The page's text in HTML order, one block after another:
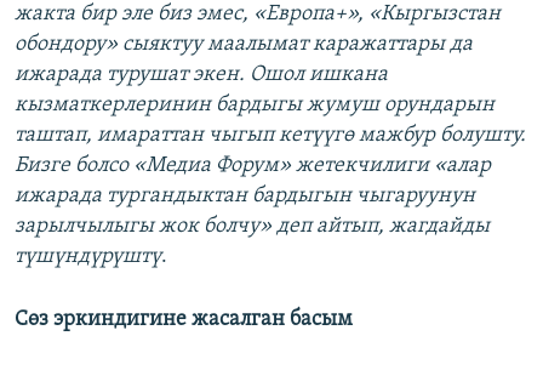
жакта бир эле биз эмес, «Европа+», «Кыргызстан
обондору» сыяктуу маалымат каражаттары да
ижарада турушат экен. Ошол ишкана
кызматкерлеринин бардыгы жумуш орундарын
таштап, имараттан чыгып кетүүгө мажбур болушту.
Бизге болсо «Медиа Форум» жетекчилиги «алар
ижарада тургандыктан бардыгын чыгаруунун
зарылчылыгы жок болчу» деп айтып, жагдайды
түшүндүрүштү.
Сөз эркиндигине жасалган басым